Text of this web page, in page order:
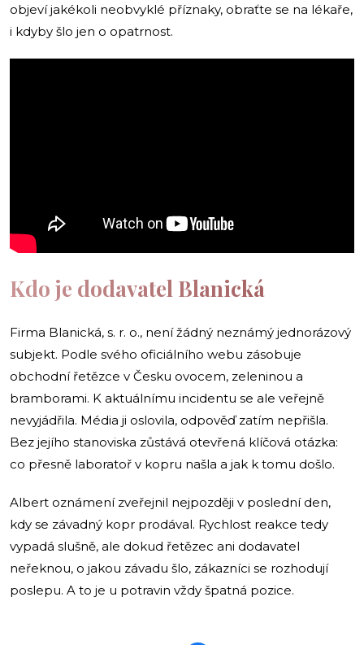
objeví jakékoli neobvyklé příznaky, obraťte se na lékaře,
i kdyby šlo jen o opatrnost.
Kdo je dodavatel Blanická
Firma Blanická, s. r. o., není žádný neznámý jednorázový
subjekt. Podle svého oficiálního webu zásobuje
obchodní řetězce v Česku ovocem, zeleninou a
bramborami. K aktuálnímu incidentu se ale veřejně
nevyjádřila. Média ji oslovila, odpověď zatím nepřišla.
Bez jejího stanoviska zůstává otevřená klíčová otázka:
co přesně laboratoř v kopru našla a jak k tomu došlo.
Albert oznámení zveřejnil nejpozději v poslední den,
kdy se závadný kopr prodával. Rychlost reakce tedy
vypadá slušně, ale dokud řetězec ani dodavatel
neřeknou, o jakou závadu šlo, zákazníci se rozhodují
poslepu. A to je u potravin vždy špatná pozice.